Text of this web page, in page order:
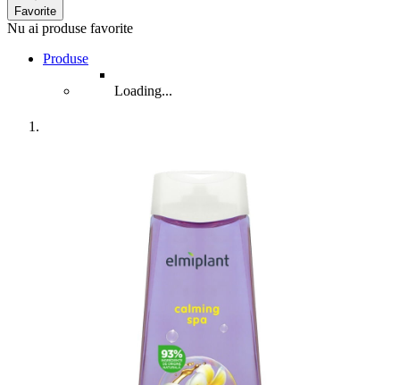
Favorite
Nu ai produse favorite
Produse
Loading...